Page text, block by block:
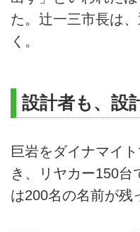
た。辻一三市長は
く。
設計者も、設
巨岩をダイナマイ
き、リヤカー150台
は200名の名前が残